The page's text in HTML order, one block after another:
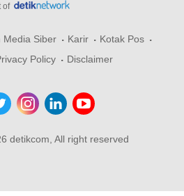
of
Media Siber Karir
Kotak Pos
Policy Disclaimer
detikcom, All right reserved